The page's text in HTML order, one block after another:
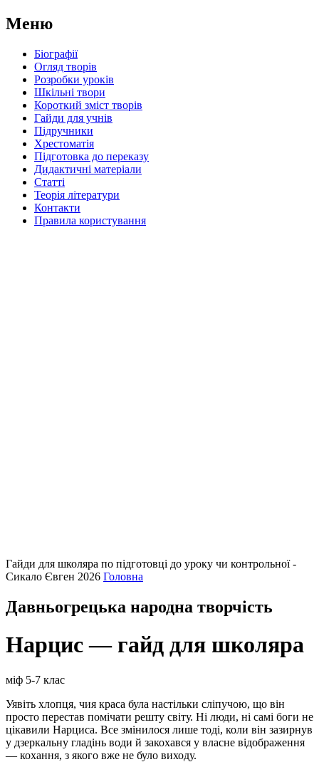
Меню
Біографії
Огляд творів
Розробки уроків
Шкільні твори
Короткий зміст творів
Гайди для учнів
Підручники
Хрестоматія
Підготовка до переказу
Дидактичні матеріали
Статті
Теорія літератури
Контакти
Правила користування
Гайди для школяра по підготовці до уроку чи контрольної -
Сикало Євген 2026 Головна
Давньогрецька народна творчість
Нарцис — гайд для школяра
міф 5-7 клас
Уявіть хлопця, чия краса була настільки сліпучою, що він
просто перестав помічати решту світу. Ні люди, ні самі боги не
цікавили Нарциса. Все змінилося лише тоді, коли він зазирнув
у дзеркальну гладінь води й закохався у власне відображення
— кохання, з якого вже не було виходу.